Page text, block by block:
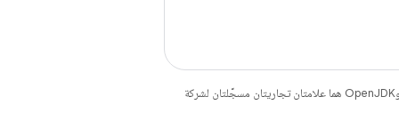
. إنّ Java وOpenJDK هما علامتان تجاريتان مسجَّلتان لشركة